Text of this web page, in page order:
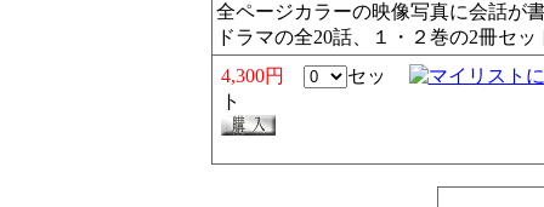
全ページカラーの映像写真に会話が
ドラマの全20話、１・２巻の2冊セッ
4,300円
セッ
ト